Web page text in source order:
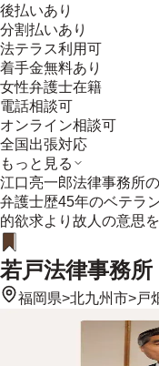
後払いあり
分割払いあり
法テラス利用可
着手金無料あり
女性弁護士在籍
電話相談可
オンライン相談可
全国出張対応
もっと見る
江口亮一郎法律事務所
弁護士歴45年のベテラ
的欲求より故人の意思
若戸法律事務所
福岡県>北九州市>戸